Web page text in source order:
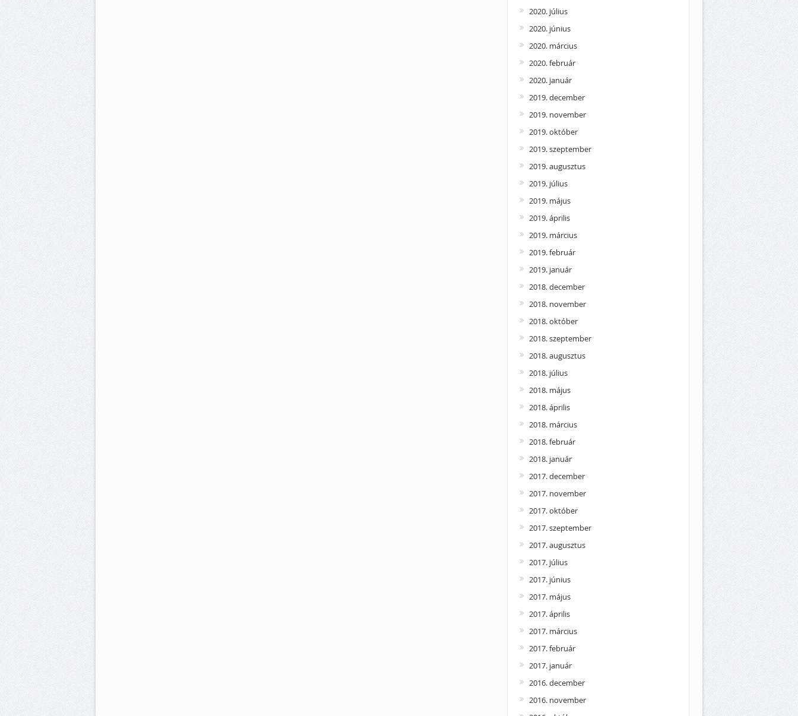
2020. július
2020. június
2020. március
2020. február
2020. január
2019. december
2019. november
2019. október
2019. szeptember
2019. augusztus
2019. július
2019. május
2019. április
2019. március
2019. február
2019. január
2018. december
2018. november
2018. október
2018. szeptember
2018. augusztus
2018. július
2018. május
2018. április
2018. március
2018. február
2018. január
2017. december
2017. november
2017. október
2017. szeptember
2017. augusztus
2017. július
2017. június
2017. május
2017. április
2017. március
2017. február
2017. január
2016. december
2016. november